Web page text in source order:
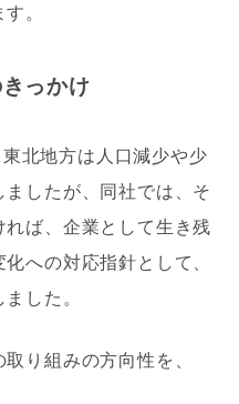
。
っかけ
北地方は人口減少や少
したが、同社では、そ
ば、企業として生き残
への対応指針として、
した。
り組みの方向性を、